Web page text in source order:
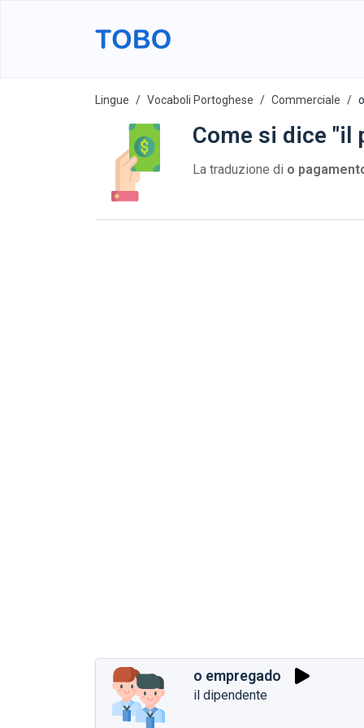
Lingue Vocaboli Portoghese Commerciale
Come si dice "il
La traduzione di o
o empregado
il dipendente